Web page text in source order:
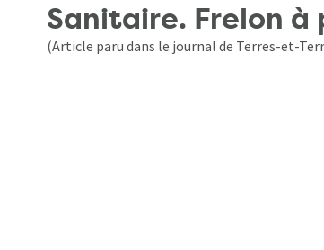
Sanitaire. Frelon
(Article paru dans le journal de Terres-et-